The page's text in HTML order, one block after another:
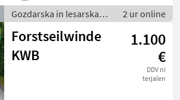
Gozdarska in lesarska
mehanizacija / Druga
gozdarska in lesarska
mehanizacija
2 ur online
Forstseilwinde
KWB
1.100
€
DDV ni
terjalen